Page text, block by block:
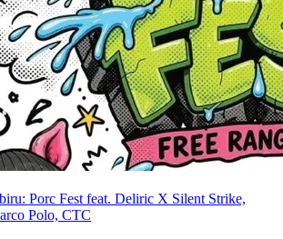
Porc Fest feat. Deliric X Silent Strike,
Polo, CTC